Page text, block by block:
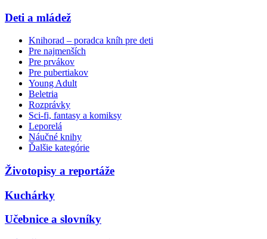
Deti a mládež
Knihorad – poradca kníh pre deti
Pre najmenších
Pre prvákov
Pre pubertiakov
Young Adult
Beletria
Rozprávky
Sci-fi, fantasy a komiksy
Leporelá
Náučné knihy
Ďalšie kategórie
Životopisy a reportáže
Kuchárky
Učebnice a slovníky